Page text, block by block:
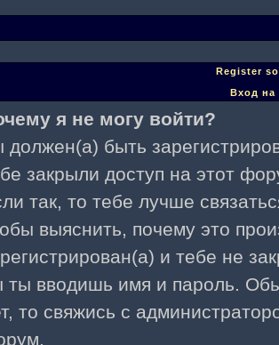
Register
Вход на
я не могу войти?
должен(а) быть
закрыли доступ на этот
так, то тебе лучше
выяснить, почему это
и тебе не
ты вводишь имя и пароль.
то свяжись с